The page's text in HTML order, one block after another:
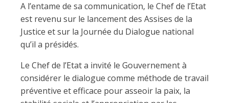
A l’entame de sa communication, le Chef de l’Etat
est revenu sur le lancement des Assises de la
Justice et sur la Journée du Dialogue national
qu’il a présidés.
Le Chef de l’Etat a invité le Gouvernement à
considérer le dialogue comme méthode de travail
préventive et efficace pour asseoir la paix, la